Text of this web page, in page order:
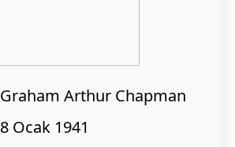
Graham Arthur Chapman
8 Ocak 1941